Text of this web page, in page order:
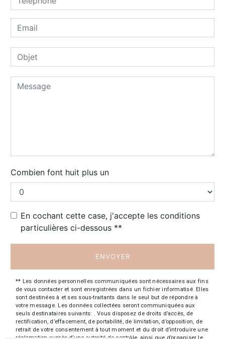
Combien font huit plus un
En cochant cette case, j'accepte les conditions
particulières ci-dessous **
ENVOYER
** Les données personnelles communiquées sont nécessaires aux fins
de vous contacter et sont enregistrées dans un fichier informatisé. Elles
sont destinées à et ses sous-traitants dans le seul but de répondre à
votre message. Les données collectées seront communiquées aux
seuls destinataires suivants: . Vous disposez de droits d’accès, de
rectification, d’effacement, de portabilité, de limitation, d’opposition, de
retrait de votre consentement à tout moment et du droit d’introduire une